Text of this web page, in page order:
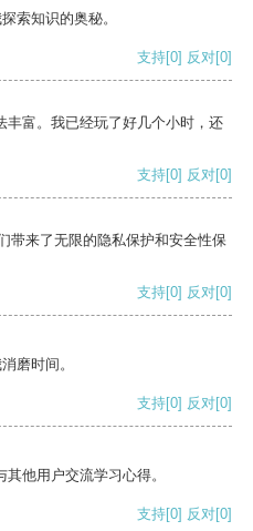
索知识的奥秘。
支持[0] 反对[0]
丰富。我已经玩了好几个小时，还
支持[0] 反对[0]
带来了无限的隐私保护和安全性保
支持[0] 反对[0]
磨时间。
支持[0] 反对[0]
他用户交流学习心得。
支持[0] 反对[0]